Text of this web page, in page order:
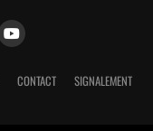
CONTACT SIGNALEMENT